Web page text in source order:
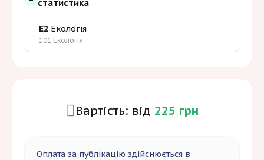
статистика
E2 Екологія
101 Екологія
Вартість: від 225 грн
Оплата за публікацію здійснюється в